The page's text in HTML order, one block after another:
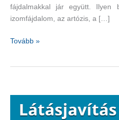
fájdalmakkal jár együtt. Ilyen
izomfájdalom, az artózis, a […]
Gyógynövények
Tovább »